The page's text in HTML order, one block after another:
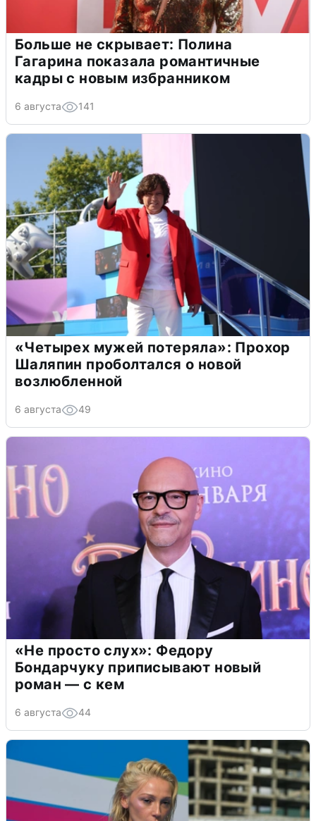
Больше не скрывает: Полина
Гагарина показала романтичные
кадры с новым избранником
6 августа 141
«Четырех мужей потеряла»: Прохор
Шаляпин проболтался о новой
возлюбленной
6 августа 49
«Не просто слух»: Федору
Бондарчуку приписывают новый
роман — с кем
6 августа 44